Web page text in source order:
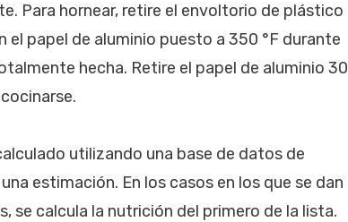
Para hornear, retire el envoltorio de plástico
el papel de aluminio puesto a 350 °F durante
hecha. Retire el papel de aluminio 30
utilizando una base de datos de
estimación. En los casos en los que se dan
se calcula la nutrición del primero de la lista.